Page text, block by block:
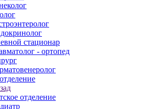
стационар
- ортопед
отделение